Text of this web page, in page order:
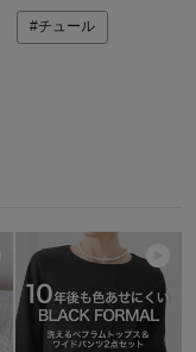
#チュール